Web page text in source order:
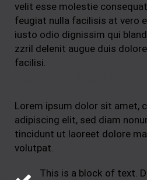
velit esse molestie
feugiat nulla facilisis at vero
iusto odio dignissim qui
zzril delenit augue duis
facilisi.
Lorem ipsum dolor sit amet,
adipiscing elit, sed diam
tincidunt ut laoreet dolore
volutpat.
This is a block of text.